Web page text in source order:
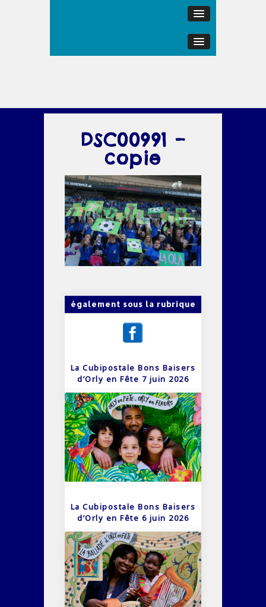
DSC00991 –
copie
également sous la rubrique
La Cubipostale Bons Baisers
d’Orly en Fête 7 juin 2026
La Cubipostale Bons Baisers
d’Orly en Fête 6 juin 2026